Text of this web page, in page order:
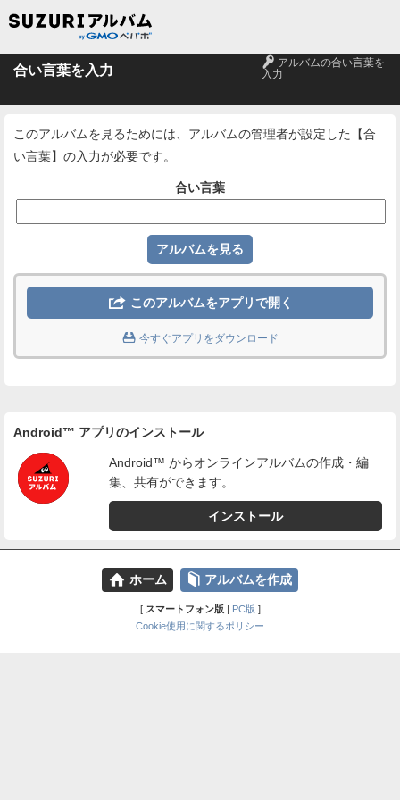
合い言葉を入力 🔑 アルバムの合い言葉を
入力
このアルバムを見るためには、アルバムの管理者が設定した【合
い言葉】の入力が必要です。
合い言葉
 このアルバムをアプリで開く
 今すぐアプリをダウンロード
Android™ アプリのインストール
Android™ からオンラインアルバムの作成・編
集、共有ができます。
インストール
⌂ ホーム 📕 アルバムを作成
[ スマートフォン版| PC版 ]
Cookie使用に関するポリシー